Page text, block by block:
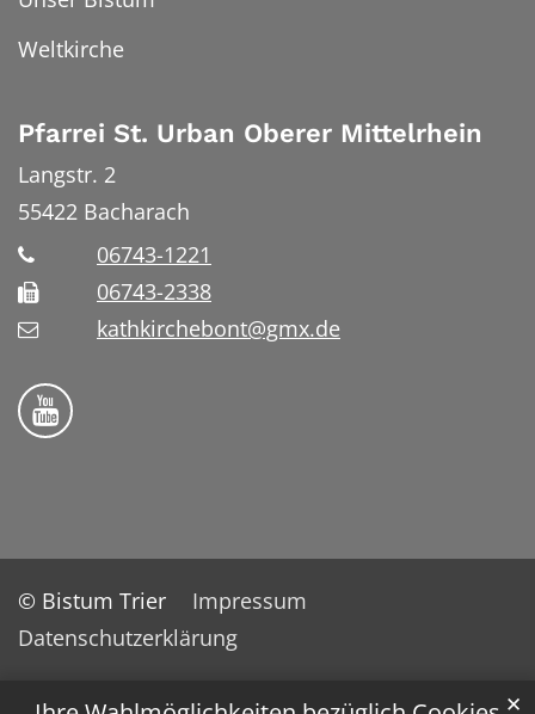
✕
Weltkirche
Pfarrei St. Urban Oberer Mittelrhein
Langstr. 2
55422 Bacharach
06743-1221
06743-2338
kathkirchebont@gmx.de
Folge uns auf YouTube
© Bistum Trier
Impressum
Datenschutzerklärung